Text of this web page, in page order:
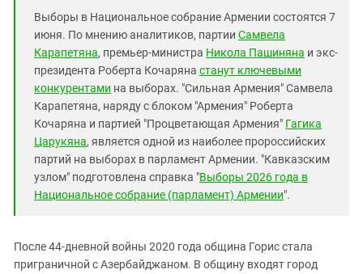
Выборы в Национальное собрание Армении состоятся 7
июня. По мнению аналитиков, партии Самвела
Карапетяна, премьер-министра Никола Пашиняна и экс-
президента Роберта Кочаряна станут ключевыми
конкурентами на выборах. "Сильная Армения" Самвела
Карапетяна, наряду с блоком "Армения" Роберта
Кочаряна и партией "Процветающая Армения" Гагика
Царукяна, является одной из наиболее пророссийских
партий на выборах в парламент Армении. "Кавказским
узлом" подготовлена справка "Выборы 2026 года в
Национальное собрание (парламент) Армении".
После 44-дневной войны 2020 года община Горис стала
приграничной с Азербайджаном. В общину входят город